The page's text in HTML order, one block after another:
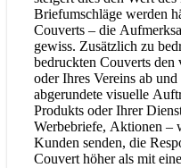
Briefumschläge werden
Couverts – die
gewiss. Zusätzlich zu
bedruckten Couverts
oder Ihres Vereins ab
abgerundete visuelle
Produkts oder Ihrer
Werbebriefe, Aktionen –
Kunden senden, die
Couvert höher als mit